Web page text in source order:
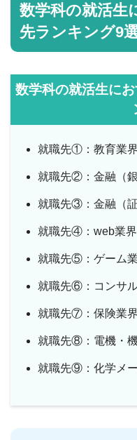
数学科の就活生
先ランキング9
数学科の就活生に
就職先①：教育業界
就職先②：金融（
就職先③：金融（
就職先④：web業
就職先⑤：ゲーム
就職先⑥：コンサ
就職先⑦：保険業界
就職先⑧：電機・
就職先⑨：化学メ